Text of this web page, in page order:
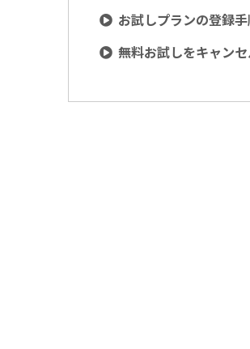
お試しプランの登録
無料お試しをキャン